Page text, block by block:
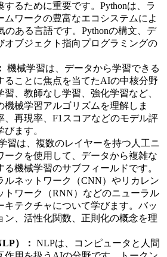
するために重要です。Pythonは、ラ
ムワークの豊富なエコシステムによ
のある言語です。Pythonの構文、デ
オブジェクト指向プログラミングの
機械学習は、データから学習できる
ることに焦点を当てたAIの中核分野
習、教師なし学習、強化学習など、
機械学習アルゴリズムを理解しま
、再現率、F1スコアなどのモデル評
ます。
習は、複数のレイヤーを持つ人工ニ
ークを使用して、データから複雑な
機械学習のサブフィールドです。
ルネットワーク（CNN）やリカレン
トワーク（RNN）などのニューラル
キテクチャについて学びます。バッ
ン、活性化関数、正則化の概念を理
）： NLPは、コンピュータと人間